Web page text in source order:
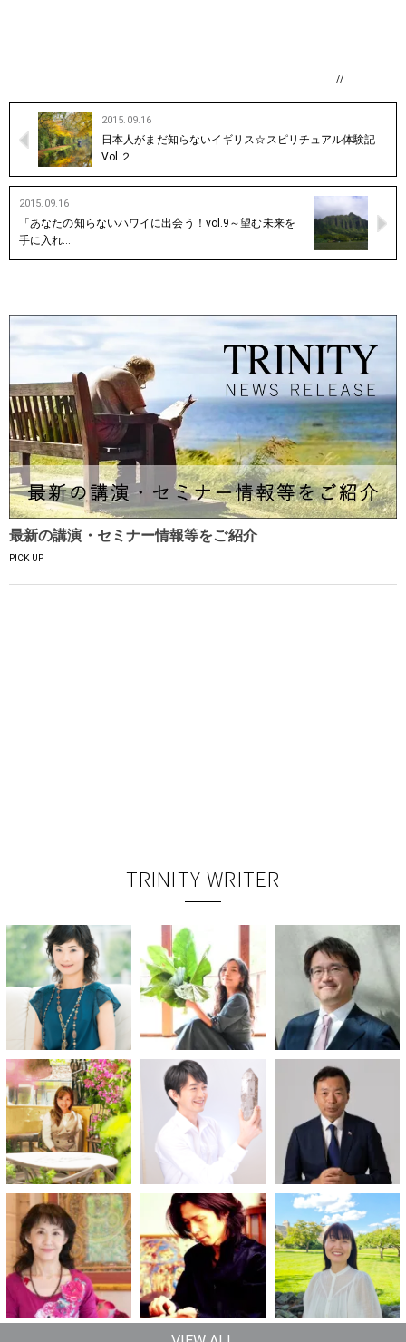
//
2015.09.16
日本人がまだ知らないイギリス☆スピリチュアル体験記
Vol.２ …
2015.09.16
「あなたの知らないハワイに出会う！vol.9～望む未来を
手に入れ…
最新の講演・セミナー情報等をご紹介
PICK UP
TRINITY WRITER